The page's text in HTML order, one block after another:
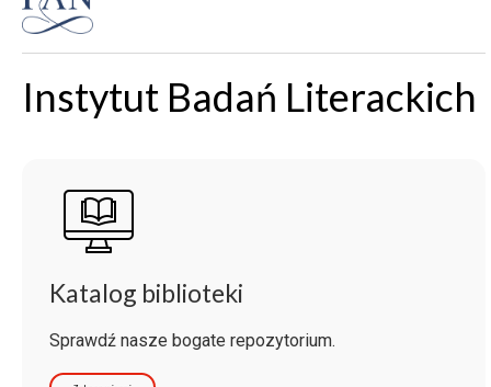
Instytut Badań Literackich
Katalog biblioteki
Sprawdź nasze bogate repozytorium.